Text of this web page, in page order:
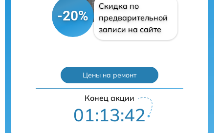
-20%
Скидка по
предварительной
записи на сайте
Цены на ремонт
Конец акции
01:13:42